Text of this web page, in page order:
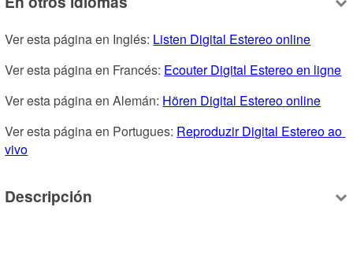
Ver esta página en Inglés: Listen Digital Estereo online
Ver esta página en Francés: Ecouter Digital Estereo en ligne
Ver esta página en Alemán: Hören Digital Estereo online
Ver esta página en Portugues: Reproduzir Digital Estereo ao
vivo
Descripción